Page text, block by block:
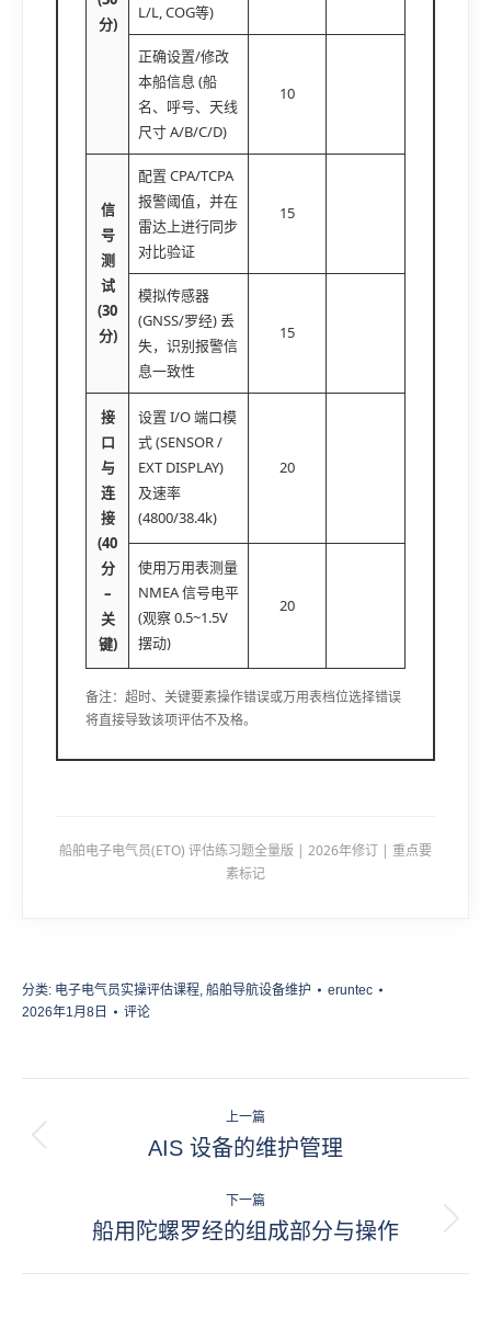
分)
L/L, COG等)
正确设置/修改
本船信息 (船
名、呼号、天线
尺寸 A/B/C/D)
10
信
号
测
试
(30
分)
配置 CPA/TCPA
报警阈值，并在
雷达上进行同步
对比验证
15
模拟传感器
(GNSS/罗经) 丢
失，识别报警信
息一致性
15
接
口
与
连
接
(40
分
–
关
键)
设置 I/O 端口模
式 (SENSOR /
EXT DISPLAY)
及速率
(4800/38.4k)
20
使用万用表测量
NMEA 信号电平
(观察 0.5~1.5V
摆动)
20
备注：超时、关键要素操作错误或万用表档位选择错误
将直接导致该项评估不及格。
船舶电子电气员(ETO) 评估练习题全量版 | 2026年修订 | 重点要
素标记
分类: 电子电气员实操评估课程, 船舶导航设备维护
eruntec
2026年1月8日
评论
目
上一篇
上
项
目：
AIS 设备的维护管理
下一篇
下
项
船用陀螺罗经的组成部分与操作